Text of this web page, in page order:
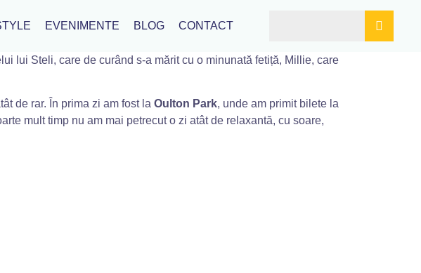
EVENIMENTE BLOG CONTACT
lui Steli, care de curând s-a mărit cu o minunată fetiță, Millie, care
de rar. În prima zi am fost la Oulton Park, unde am primit bilete la
mult timp nu am mai petrecut o zi atât de relaxantă, cu soare,